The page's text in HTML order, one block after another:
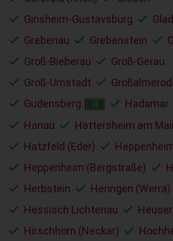
Ginsheim-Gustavsburg
Grebenau
Grebenstein
Groß-Bieberau
Groß-Gerau
Groß-Umstadt
Gudensberg
H Hadamar
Hanau
Hattersheim am
Hatzfeld (Eder)
Heppenheim (Bergstraße)
Herbstein
Heringen (Werra)
Hessisch Lichtenau
Hirschhorn (Neckar)